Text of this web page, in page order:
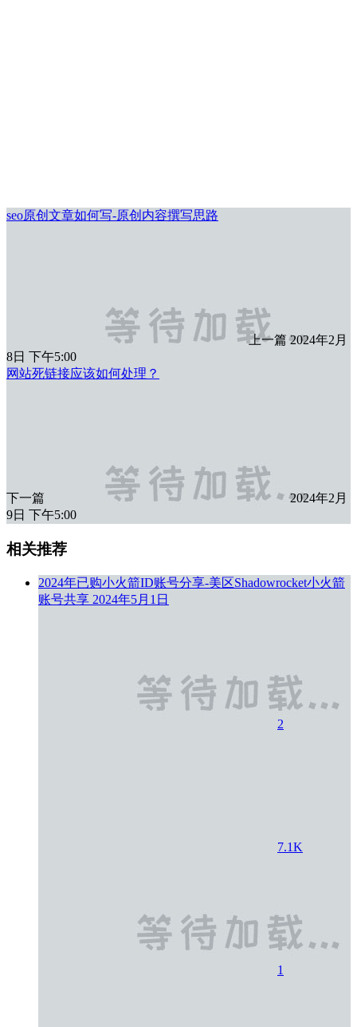
seo原创文章如何写-原创内容撰写思路
上一篇 2024年2月
8日 下午5:00
网站死链接应该如何处理？
下一篇
2024年2月
9日 下午5:00
相关推荐
2024年已购小火箭ID账号分享-美区Shadowrocket小火箭
账号共享 2024年5月1日
2
7.1K
1